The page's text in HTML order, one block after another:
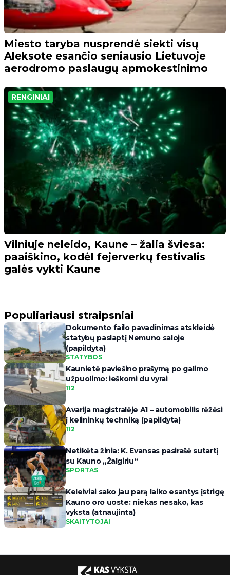
Miesto taryba nusprendė siekti visų
Aleksote esančio seniausio Lietuvoje
aerodromo paslaugų apmokestinimo
RENGINIAI
Vilniuje neleido, Kaune – žalia šviesa:
paaiškino, kodėl fejerverkų festivalis
galės vykti Kaune
Populiariausi straipsniai
Dokumento failo pavadinimas atskleidė
statybų paslaptį Nemuno saloje
(papildyta)
STATYBOS
Kaunietė paviešino prašymą po galimo
užpuolimo: ieškomi du vyrai
112
Avarija magistralėje A1 – automobilis rėžėsi
į kelininkų techniką (papildyta)
112
Netikėta žinia: K. Evansas pasirašė sutartį
su Kauno „Žalgiriu“
SPORTAS
Keleiviai sako jau parą laiko esantys įstrigę
Kauno oro uoste: niekas nesako, kas
vyksta (atnaujinta)
SKAITYTOJAI